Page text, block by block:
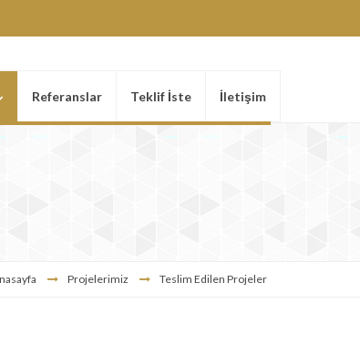
Referanslar Teklif İste İletişim
Projelerimiz Teslim Edilen Projeler